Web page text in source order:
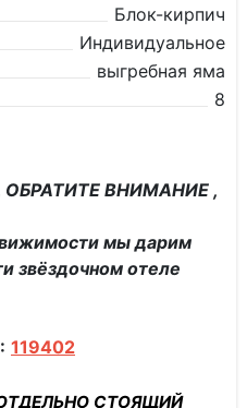
Блок-кирпич
Индивидуальное
выгребная яма
8
ВНИМАНИЕ ,
мы дарим
звёздочном отеле
119402
СТОЯЩИЙ